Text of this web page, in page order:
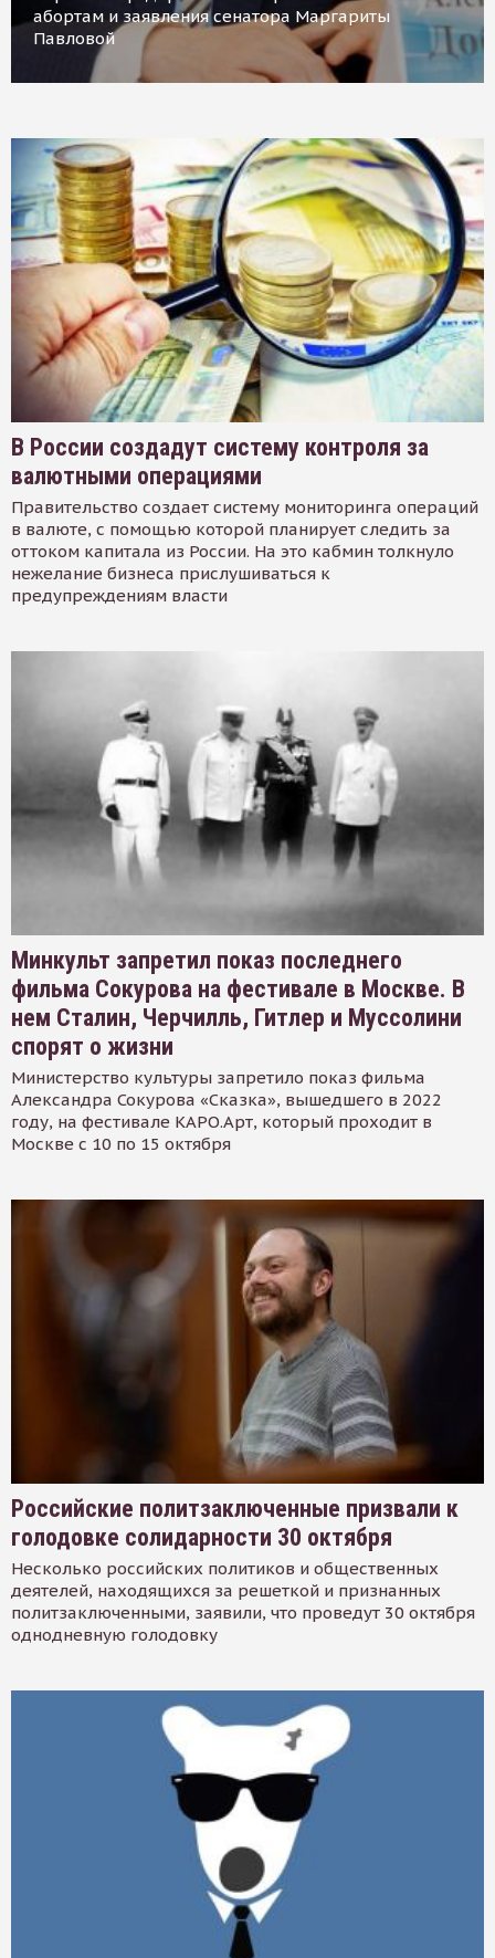
абортам и заявления сенатора Маргариты
Павловой
В России создадут систему контроля за
валютными операциями
Правительство создает систему мониторинга операций
в валюте, с помощью которой планирует следить за
оттоком капитала из России. На это кабмин толкнуло
нежелание бизнеса прислушиваться к
предупреждениям власти
Минкульт запретил показ последнего
фильма Сокурова на фестивале в Москве. В
нем Сталин, Черчилль, Гитлер и Муссолини
спорят о жизни
Министерство культуры запретило показ фильма
Александра Сокурова «Сказка», вышедшего в 2022
году, на фестивале КАРО.Арт, который проходит в
Москве с 10 по 15 октября
Российские политзаключенные призвали к
голодовке солидарности 30 октября
Несколько российских политиков и общественных
деятелей, находящихся за решеткой и признанных
политзаключенными, заявили, что проведут 30 октября
однодневную голодовку